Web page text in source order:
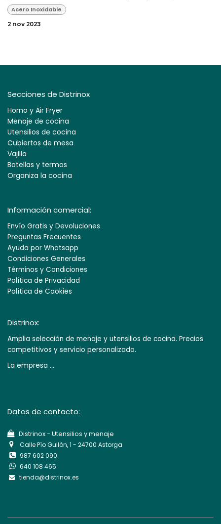
Acero Inoxidable
2 nov 2023
Secciones de Distrinox
Horno y Air Fryer
Menaje de cocina
Utensilios de cocina
Cubiertos de mesa
Vajilla
Botellas y termos
Organiza la cocina
Información comercial:
Envío Gratis y Devoluciones
Preguntas Frecuentes
Ayuda por Whatsapp
Condiciones Generales
Términos y Condiciones
Política de Privacidad
Política de Cookies
Distrinox:
Amplia selección de menaje y utensilios de cocina. Precios
competitivos y servicio personalizado.
La empresa ...
Datos de contacto:
Di​strinox - Utensilios y menaje
Calle Pío Gullón, 1 - 24700 Astorga
987 602 090
640 108 465
tienda@distrinox.es